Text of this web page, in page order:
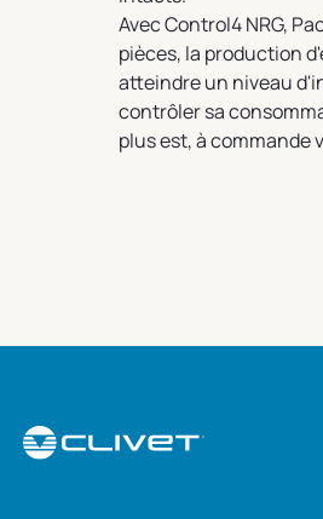
Avec Control4 NRG,
pièces, la production
atteindre un niveau
contrôler sa
plus est, à commande